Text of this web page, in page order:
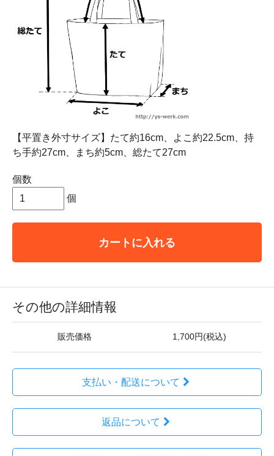
【平置き外寸サイズ】たて約16cm、よこ約22.5cm、持
ち手約27cm、まち約5cm、総たて27cm
個数
個
カートに入れる
その他の詳細情報
販売価格 1,700円(税込)
支払い・配送について
返品について